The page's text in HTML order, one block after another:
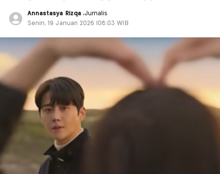
Annastasya Rizqa ,Jurnalis
Senin, 19 Januari 2026 |08:03 WIB